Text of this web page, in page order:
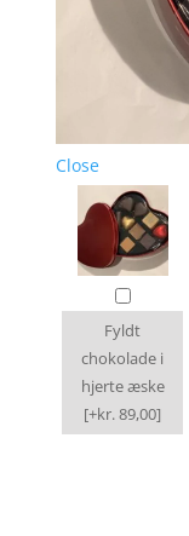
Close
Fyldt
chokolade i
hjerte æske
[+kr. 89,00]